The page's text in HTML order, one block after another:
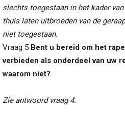
slechts toegestaan in het kader
thuis laten uitbroeden van de
niet toegestaan.
Vraag 5 Bent u bereid om het
verbieden als onderdeel van uw
waarom niet?
Zie antwoord vraag 4.